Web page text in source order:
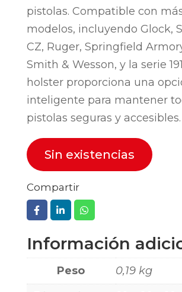
pistolas. Compatible con
modelos, incluyendo Glock,
CZ, Ruger, Springfield
Smith & Wesson, y la serie
holster proporciona una
inteligente para mantener
pistolas seguras y accesibles.
Sin existencias
Compartir
Información
Peso
0,19 kg